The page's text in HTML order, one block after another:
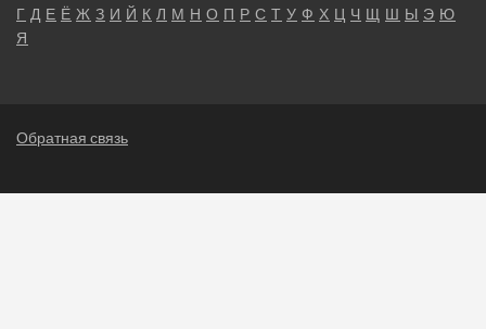
Г Д Е Ё Ж З И Й К Л М Н О П Р С Т У Ф Х Ц Ч Щ Ш Ы Э Ю
Я
Обратная связь